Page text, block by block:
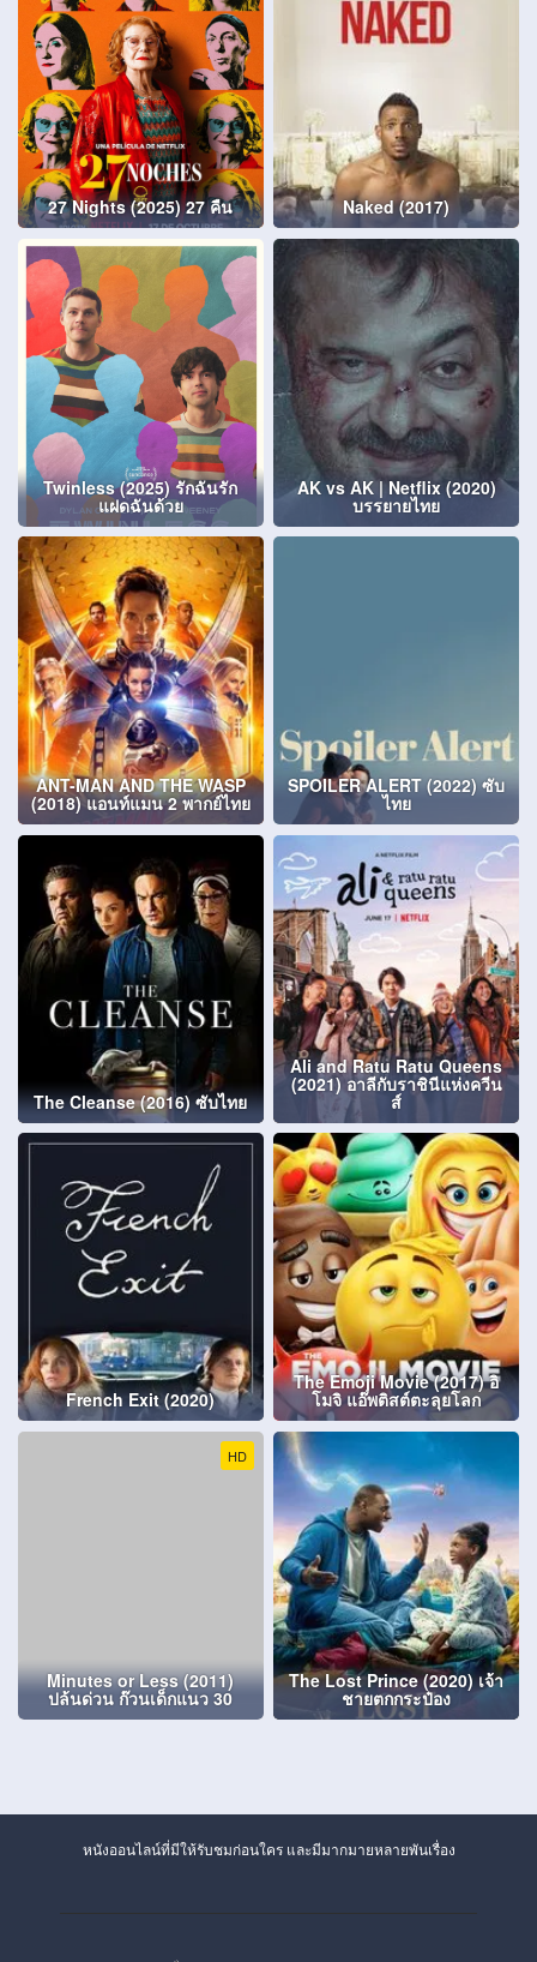
27 Nights (2025) 27 คืน Naked (2017)
Twinless (2025) รักฉันรัก
แฝดฉันด้วย
AK vs AK | Netflix (2020)
บรรยายไทย
ANT-MAN AND THE WASP
(2018) แอนท์แมน 2 พากย์ไทย
SPOILER ALERT (2022) ซับ
ไทย
The Cleanse (2016) ซับไทย
Ali and Ratu Ratu Queens
(2021) อาลีกับราชินีแห่งควีน
ส์
French Exit (2020)
The Emoji Movie (2017) อิ
โมจิ แอ๊พติสต์ตะลุยโลก
HD
Minutes or Less (2011)
ปล้นด่วน ก๊วนเด็กแนว 30
The Lost Prince (2020) เจ้า
ชายตกกระป๋อง
หนังออนไลน์ที่มีให้รับชมก่อนใคร และมีมากมายหลายพันเรื่อง